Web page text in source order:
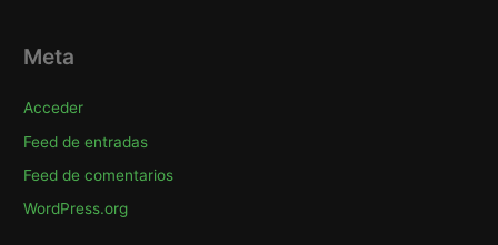
Meta
Acceder
Feed de entradas
Feed de comentarios
WordPress.org